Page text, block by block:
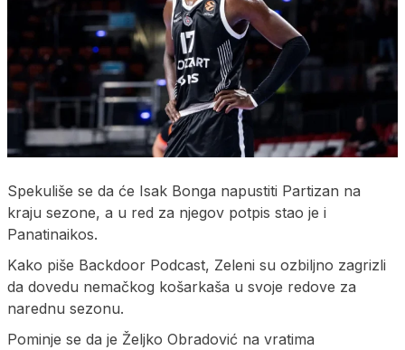
Spekuliše se da će Isak Bonga napustiti Partizan na
kraju sezone, a u red za njegov potpis stao je i
Panatinaikos.
Kako piše Backdoor Podcast, Zeleni su ozbiljno zagrizli
da dovedu nemačkog košarkaša u svoje redove za
narednu sezonu.
Pominje se da je Željko Obradović na vratima